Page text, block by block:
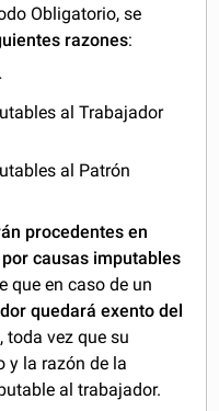
Obligatorio, se
razones:
al Trabajador
al Patrón
procedentes en
causas imputables
que en caso de un
quedará exento del
toda vez que su
y la razón de la
al trabajador.